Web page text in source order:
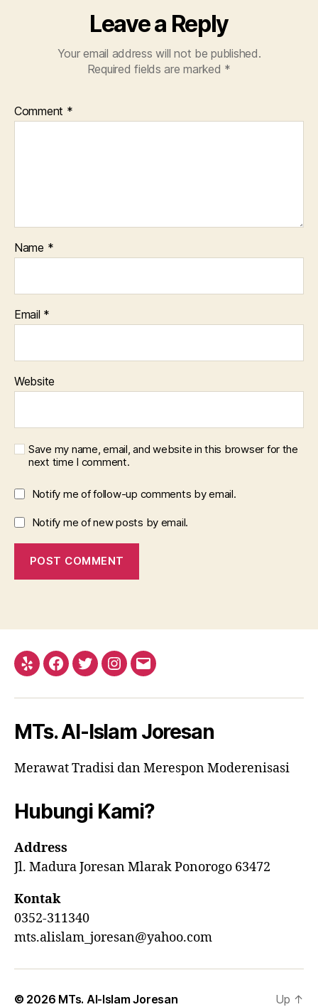
Leave a Reply
Your email address will not be published.
Required fields are marked *
Comment *
Name *
Email *
Website
Save my name, email, and website in this browser for the
next time I comment.
Notify me of follow-up comments by email.
Notify me of new posts by email.
Yelp Facebook
TwitterInstagram
Email
MTs. Al-Islam Joresan
Merawat Tradisi dan Merespon Moderenisasi
Hubungi Kami?
Address
Jl. Madura Joresan Mlarak Ponorogo 63472
Kontak
0352-311340
mts.alislam_joresan@yahoo.com
© 2026 MTs. Al-Islam Joresan Up ↑